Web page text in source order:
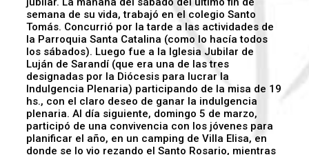
semana de su vida, trabajó en el colegio Santo
Tomás. Concurrió por la tarde a las actividades de
la Parroquia Santa Catalina (como lo hacía todos
los sábados). Luego fue a la Iglesia Jubilar de
Luján de Sarandí (que era una de las tres
designadas por la Diócesis para lucrar la
Indulgencia Plenaria) participando de la misa de 19
hs., con el claro deseo de ganar la indulgencia
plenaria. Al día siguiente, domingo 5 de marzo,
participó de una convivencia con los jóvenes para
planificar el año, en un camping de Villa Elisa, en
donde se lo vio rezando el Santo Rosario, mientras